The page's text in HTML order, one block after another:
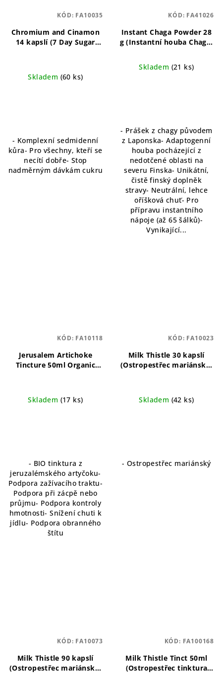
Chromium and Cinamon
14 kapslí (7 Day Sugar
cukru a udržení zdravé
Skladem (60 ks)
- Komplexní sedmidenní
kůra- Pro všechny, kteří se
necítí dobře- Stop
nadměrným dávkám cukru
KÓD: FA10035
Instant Chaga Powder 28
g (Instantní houba Chaga)
vitalitu
Skladem (21 ks)
- Prášek z chagy původem
z Laponska- Adaptogenní
houba pocházející z
nedotčené oblasti na
severu Finska- Unikátní,
čistě finský doplněk
stravy- Neutrální, lehce
oříšková chuť- Pro
přípravu instantního
nápoje (až 65 šálků)-
Vynikající...
KÓD: FA41026
Jerusalem Artichoke
Tincture 50ml Organic
podporu zdraví
Skladem (17 ks)
- BIO tinktura z
jeruzalémského artyčoku-
Podpora zažívacího traktu-
Podpora při zácpě nebo
průjmu- Podpora kontroly
hmotnosti- Snížení chuti k
jídlu- Podpora obranného
štítu
KÓD: FA10118
Milk Thistle 30 kapslí
(Ostropestřec mariánský)
detoxikaci
Skladem (42 ks)
- Ostropestřec mariánský
KÓD: FA10023
Milk Thistle 90 kapslí
(Ostropestřec mariánský)
KÓD: FA10073
Milk Thistle Tinct 50ml
(Ostropestřec tinktura
KÓD: FA100168